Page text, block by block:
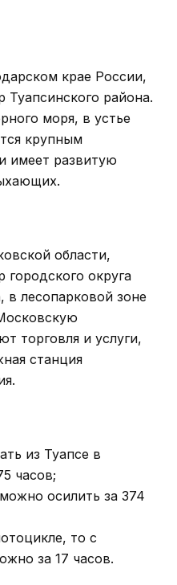
крае России,
района.
моря, в устье
крупным
имеет развитую
области,
округа
в лесопарковой зоне
торговля и услуги,
станция
из Туапсе в
часов;
осилить за 374
то с
за 17 часов.